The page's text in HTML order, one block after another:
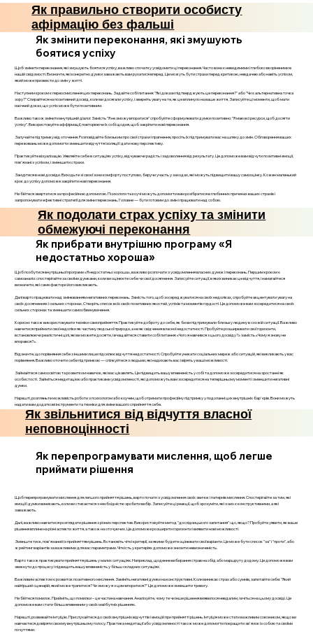
Як правильно створити особисту
афірмацію без фальші
Як змінити переконання, які змушують
боятися успіху
Щоб змінити переконання, які змушують боятися успіху, важливо спочатку усвідомити ці переконання. Часто вони є невидимими і глибоко вкоріненими в
нашій свідомості. Визначте, які конкретно думки заважають вам рухатися вперед. Це можуть бути страхи перед критикою, невдачею або навіть успіхом,
який може призвести до змін у житті.
Наступним кроком є переосмислення цих переконань. Задайте собі питання: "Які докази підтверджують це переконання?" або "Чи є альтернативна точка
зору?" Спирайтеся на позитивний досвід, коли ви досягали успіху, і зверніть увагу на те, як це вплинуло на ваше життя. Записуйте ці моменти, щоб мати
наочний доказ, що успіх може бути позитивним.
Важливо також змінити внутрішній діалог. Замість "Я не зможу впоратися" спробуйте сформулювати думки позитивно: "Я маю всі ресурси, щоб досягти
успіху". Використовуйте аффірмації, повторюючи їх собі щодня, щоб закріпити нові переконання.
Залучайте підтримку від оточення. Розповідайте близьким про свої страхи і прагнення, просіть їх підтримувати вас на шляху до змін. Обговорення ваших
переживань може допомогти зменшити відчуття ізоляції і дати нову перспективу.
Практикуйте візуалізацію. Уявляйте себе в ситуаціях успіху, відчуваючи радість і задоволення від результату. Це допоможе вам відчути позитивні емоції,
пов'язані з успіхом, і зменшити страхи.
Зануртеся в нові досвіди. Виходьте зі своєї зони комфорту поступово, беручи участь у заходах, які можуть підвищити вашу самооцінку. Кожен маленький
крок до успіху допоможе закріпити нові переконання.
Не бійтеся звертатися за професійною допомогою. Психологи та коучі можуть допомогти вам розібратися в глибинних причинах ваших страхів і
запропонувати ефективні стратегії для зміни переконань. Головне — бути готовим до змін і працювати над собою.
Як подолати страх успіху та змінити
обмежуючі переконання
Як прибрати внутрішню програму «Я
недостатньо хороша»
Щоб позбутися внутрішньої програми «Я недостатньо хороша», важливо розпочати з усвідомлення власних думок і переконань. Першим кроком є
самоаналіз: спостерігайте за своїми думками, коли ви оцінюєте себе чи свої досягнення. Записуйте ситуації, в яких виникає це відчуття, і намагайтеся
визначити, які саме фактори його викликають.
Далі варто працювати над змінюванням негативних переконань. Замість того, щоб зосереджуватися на своїх недоліках, спробуйте акцентувати увагу на
своїх досягненнях і сильних сторонах. Створіть список всіх своїх позитивних якостей, успіхів та моментів гордості. Це допоможе вам зосередитися на своїх
сильних сторонах та зменшити самообвинувачення.
Корисно також використовувати техніки самоприйняття. Практикуйте доброту до себе, як би ви підтримували близьку людину в схожій ситуації. Важливо
навчитися приймати свої недоліки як частину людської природи, а не як свідчення власної недостатності. Пробуйте розширювати свої горизонти,
встановлюючи реалістичні цілі, які ви можете досягти, і вчащайтеся ставити собі питання: «Чого я навчився з цього досвіду?» замість «Чому я знову не
впорався?».
Відзначте, що порівняння себе з іншими лише підсилює відчуття недостатності. Спробуйте уникати соціальних мереж або ситуацій, які викликають у вас
порівняння. Важливо оточити себе підтримкою — спілкуйтеся з людьми, які надихають вас і вірять у ваші можливості.
Займайтеся самоосвітою та розвитком навичок, які вас цікавлять. Це підвищить вашу впевненість у собі та допоможе зосередитися на зростанні як
особистості. Займіться медитацією або практиками усвідомленості, які допоможуть вам зосередитися на теперішньому моменті і зменшити негативні
думки.
Нарешті, розгляньте можливість роботи з психологом або коучем, щоб отримати професійну підтримку у подоланні цих внутрішніх бар'єрів. Вони можуть
надати вам додаткові інструменти та техніки для зміни вашого сприйняття себе.
Як звільнитися від відчуття власної
неповноцінності
Як перепрограмувати мислення, щоб легше
приймати рішення
Щоб перепрограмувати мислення для легшого прийняття рішень, варто почати з усвідомлення своїх звичок і патернів мислення. Спостерігайте за тим, які
емоції і думки виникають, коли ви стикаєтеся з необхідністю зробити вибір. Записуйте ці реакції, щоб зрозуміти, які з них є конструктивними, а які
заважають.
Далі, важливо навчитися розглядати рішення з різних перспектив. Використовуйте метод "дослідницького запитання": що, якщо? Пробуйте уявити, як ваше
рішення вплине на різні аспекти життя, а також на оточуючих. Це допоможе розширити горизонти і виявити нові можливості.
Зменште тиск, пов'язаний із прийняттям рішень. Встановіть чіткі критерії, за якими будете оцінювати свої варіанти. Це може бути список "за" і "проти", або
ж рейтинг варіантів за важливими для вас параметрами. Чіткість у критеріях допоможе знизити невизначеність.
Варто також практикувати прийняття рішень у малих ситуаціях. Наприклад, щоденне вибирання страв на обід або маршруту додому. Це допоможе вам
звикнути до процесу і підвищить вашу впевненість у більш складних ситуаціях.
Важливим аспектом є розвиток позитивного мислення. Замініть негативні думки на конструктивні. Коли виникає страх або сумнів, запитайте себе: "Який
найгірший сценарій, який може трапитися? Чи зможу я з цим впоратися?" Це допоможе зменшити тривогу.
Не бійтеся помилок. Прийміть, що помилки – це частина навчання. Аналізуйте, чому те чи інше рішення виявилося невдалим, і вчіться на цьому досвіді. Це
допоможе вам стати більш впевненим у своїх майбутніх рішеннях.
Нарешті, розвивайте інтуїцію. Прислухайтеся до своїх внутрішніх відчуттів і емоцій при прийнятті рішень. Інтуїція може стати важливим союзником, якщо ви
навчаєтеся довіряти своєму внутрішньому голосу. Практика медитації або усвідомленості також може допомогти покращити зв'язок із собою та своїми
почуттями.